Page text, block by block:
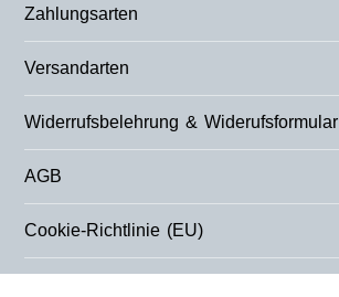
Zahlungsarten
Versandarten
Widerrufsbelehrung & Widerufsformular
AGB
Cookie-Richtlinie (EU)